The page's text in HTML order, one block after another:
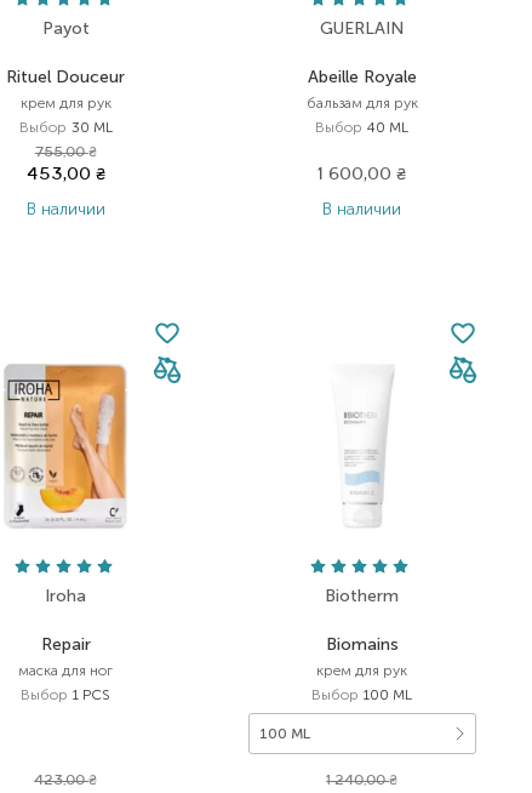
Payot
Rituel Douceur
крем для рук
Выбор 30 ML
755,00₴
453,00 ₴
В наличии
GUERLAIN
Abeille Royale
бальзам для рук
Выбор 40 ML
1 600,00₴
В наличии
Iroha
Repair
маска для ног
Выбор 1 PCS
423,00₴
Biotherm
Biomains
крем для рук
Выбор 100 ML
100 ML
1 240,00₴